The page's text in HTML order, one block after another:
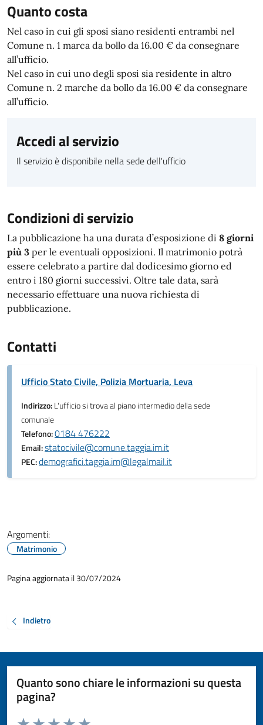
Quanto costa
Nel caso in cui gli sposi siano residenti entrambi nel
Comune n. 1 marca da bollo da 16.00 € da consegnare
all’ufficio.
Nel caso in cui uno degli sposi sia residente in altro
Comune n. 2 marche da bollo da 16.00 € da consegnare
all’ufficio.
Accedi al servizio
Il servizio è disponibile nella sede dell'ufficio
Condizioni di servizio
La pubblicazione ha una durata d’esposizione di 8 giorni
più 3 per le eventuali opposizioni. Il matrimonio potrà
essere celebrato a partire dal dodicesimo giorno ed
entro i 180 giorni successivi. Oltre tale data, sarà
necessario effettuare una nuova richiesta di
pubblicazione.
Contatti
Ufficio Stato Civile, Polizia Mortuaria, Leva
Indirizzo:L'ufficio si trova al piano intermedio della sede
comunale
Telefono:0184 476222
Email:statocivile@comune.taggia.im.it
PEC:demografici.taggia.im@legalmail.it
Argomenti:
Matrimonio
Pagina aggiornata il 30/07/2024
Indietro
Quanto sono chiare le informazioni su questa
pagina?
Valuta da 1 a 5 stelle la pagina